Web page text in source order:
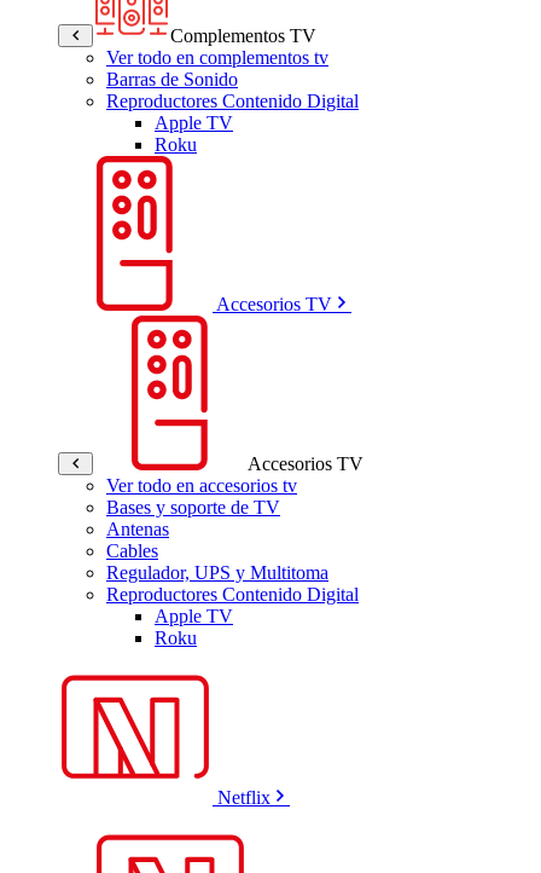
Complementos TV
Ver todo en complementos tv
Barras de Sonido
Reproductores Contenido Digital
Apple TV
Roku
Accesorios TV
Accesorios TV
Ver todo en accesorios tv
Bases y soporte de TV
Antenas
Cables
Regulador, UPS y Multitoma
Reproductores Contenido Digital
Apple TV
Roku
Netflix